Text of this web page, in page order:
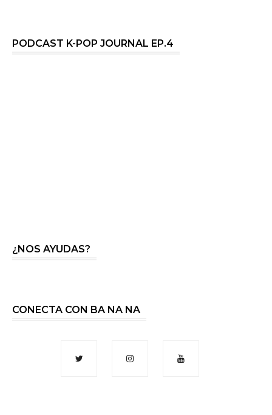
PODCAST K-POP JOURNAL EP.4
¿NOS AYUDAS?
CONECTA CON BA NA NA